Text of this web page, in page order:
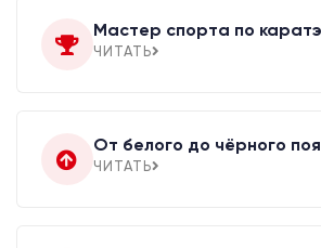
Мастер спорта по каратэ
ЧИТАТЬ
От белого до чёрного
ЧИТАТЬ